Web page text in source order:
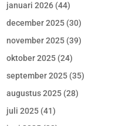
januari 2026 (44)
december 2025 (30)
november 2025 (39)
oktober 2025 (24)
september 2025 (35)
augustus 2025 (28)
juli 2025 (41)